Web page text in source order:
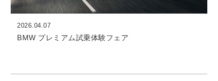
2026.04.07
BMW プレミアム試乗体験フェア